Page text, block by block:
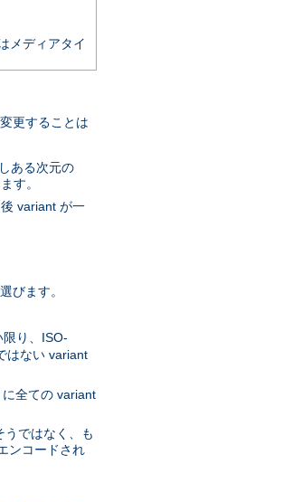
メディアタイ
更することは
ある次元の
す。
variant が一
びます。
り、ISO-
はない variant
全ての variant
ではなく、も
ンコードされ